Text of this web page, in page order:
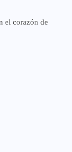
el corazón de